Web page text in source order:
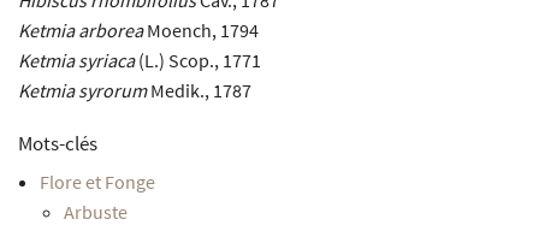
Ketmia arboreaMoench, 1794
Ketmia syriaca(L.) Scop., 1771
Ketmia syrorumMedik., 1787
Mots-clés
Flore et Fonge
Arbuste